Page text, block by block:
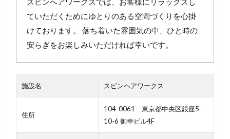
ていただくためにゆとりのある空間づくりを心掛
けております。 落ち着いた雰囲気の中、ひと時の
安らぎをお楽しみいただければ幸いです。
施設名 スピンヘアワークス
住所
104-0061 東京都中央区銀座5-
10-6 御幸ビル4F